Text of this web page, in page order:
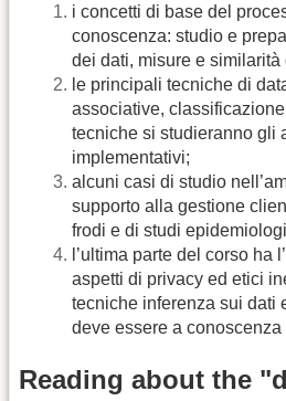
i concetti di base del
conoscenza: studio e
dei dati, misure e similarità
le principali tecniche di
associative,
tecniche si studieranno gli
implementativi;
alcuni casi di studio
supporto alla gestione
frodi e di studi
l’ultima parte del corso ha
aspetti di privacy ed etici
tecniche inferenza sui dati
deve essere a conoscenza
Reading about the